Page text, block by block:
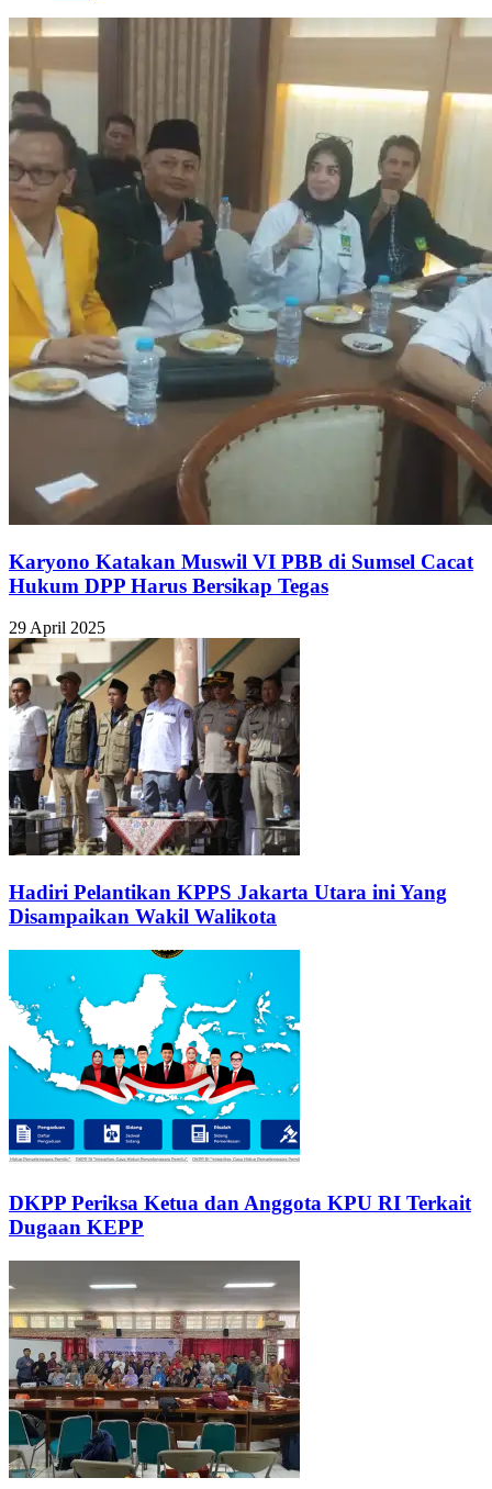
Karyono Katakan Muswil VI PBB di Sumsel Cacat
Hukum DPP Harus Bersikap Tegas
29 April 2025
Hadiri Pelantikan KPPS Jakarta Utara ini Yang
Disampaikan Wakil Walikota
DKPP Periksa Ketua dan Anggota KPU RI Terkait
Dugaan KEPP